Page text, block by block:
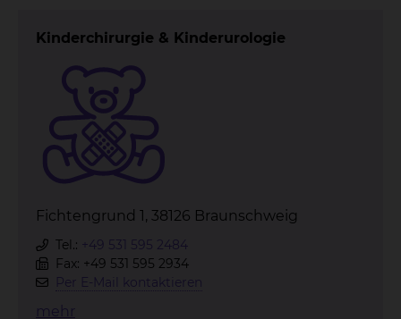
Kinderchirurgie & Kinderurologie
Fichtengrund 1, 38126 Braunschweig
Tel.: +49 531 595 2484
Fax: +49 531 595 2934
Per E-Mail kontaktieren
mehr